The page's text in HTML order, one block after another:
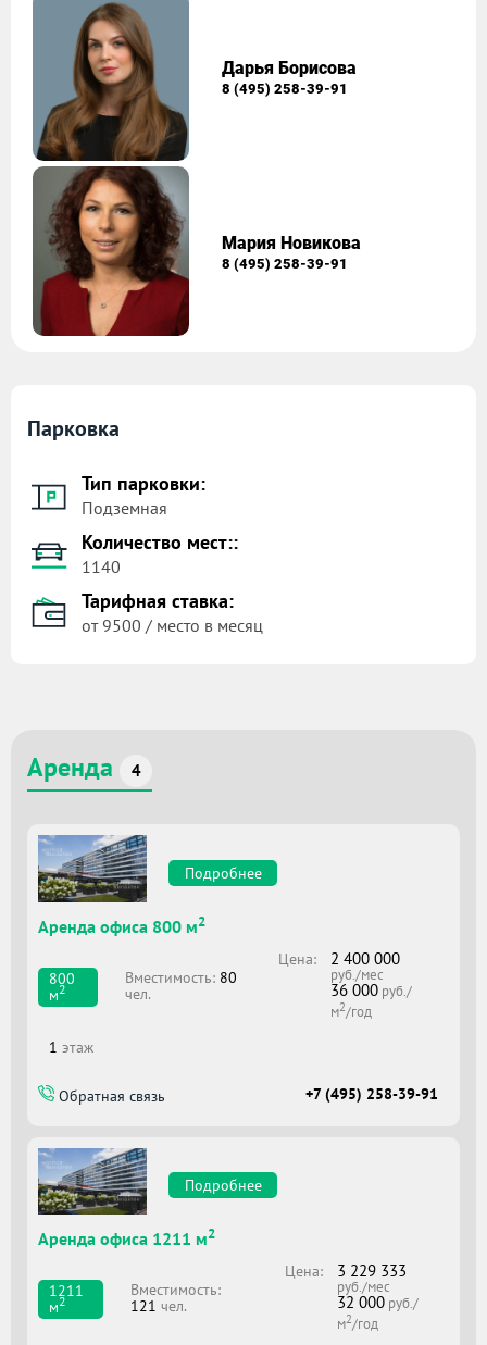
Дарья Борисова
8 (495) 258-39-91
Мария Новикова
8 (495) 258-39-91
Парковка
Тип парковки:
Подземная
Количество мест::
1140
Тарифная ставка:
от 9500 / место в месяц
Аренда 4
Подробнее
Аренда офиса 800 м2
800
м2
Вместимоcть: 80
чел.
Цена: 2 400 000
руб./мес
36 000руб./
м2/год
1 этаж
Обратная связь +7 (495) 258-39-91
Подробнее
Аренда офиса 1211 м2
1211
м2
Вместимоcть:
121 чел.
Цена: 3 229 333
руб./мес
32 000руб./
м2/год